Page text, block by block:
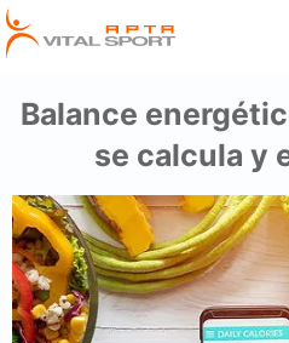
Balance
se calcula y